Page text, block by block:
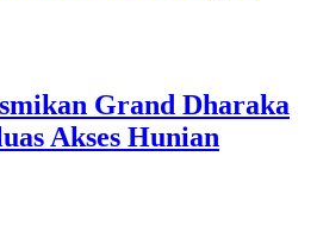
Grand Dharaka
Akses Hunian